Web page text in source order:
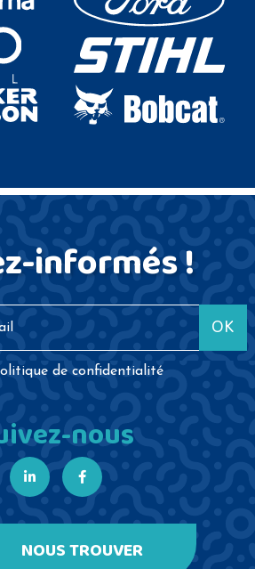
informés !
de confidentialité
OK
nous
NOUS TROUVER